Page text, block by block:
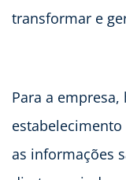
transformar e
Para a
as informações